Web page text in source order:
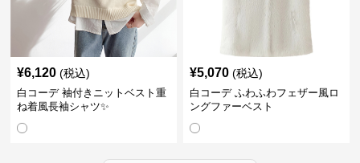
¥6,120 (税込)
白コーデ 袖付きニットベスト重
ね着風長袖シャツ✨
¥5,070 (税込)
白コーデ ふわふわフェザー風ロ
ングファーベスト